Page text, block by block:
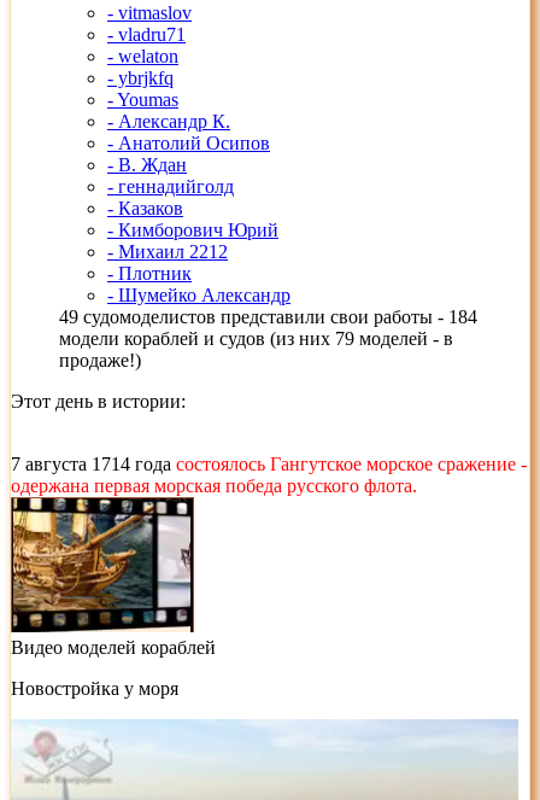
- vitmaslov
- vladru71
- welaton
- ybrjkfq
- Youmas
- Александр К.
- Анатолий Осипов
- В. Ждан
- геннадийголд
- Казаков
- Кимборович Юрий
- Михаил 2212
- Плотник
- Шумейко Александр
49 судомоделистов представили свои работы - 184
модели кораблей и судов (из них 79 моделей - в
продаже!)
Этот день в истории:
7 августа 1714 года состоялось Гангутское морское сражение -
одержана первая морская победа русского флота.
Видео моделей кораблей
Новостройка у моря